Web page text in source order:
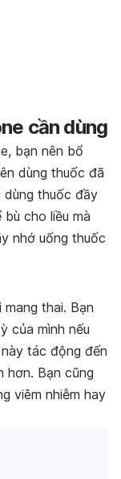
cần dùng
bạn nên bổ
dùng thuốc đã
dùng thuốc đầy
cho liều mà
nhớ uống thuốc
thai. Bạn
của mình nếu
tác động đến
hơn. Bạn cũng
viêm nhiễm hay